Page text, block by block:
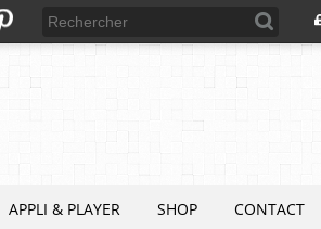
APPLI & PLAYER SHOP CONTACT